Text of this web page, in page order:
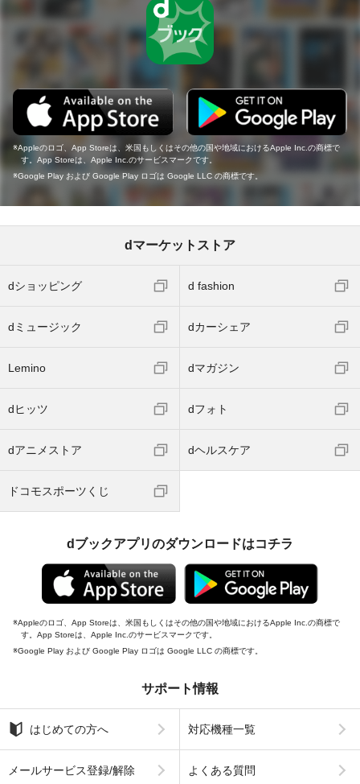
Appleのロゴ、App Storeは、米国もしくはその他の国や地域におけるApple Inc.の商標で
す。App Storeは、Apple Inc.のサービスマークです。
Google Play および Google Play ロゴは Google LLC の商標です。
dマーケットストア
dショッピング d fashion
dミュージック dカーシェア
Lemino dマガジン
dヒッツ dフォト
dアニメストア dヘルスケア
ドコモスポーツくじ
dブックアプリのダウンロードはコチラ
Appleのロゴ、App Storeは、米国もしくはその他の国や地域におけるApple Inc.の商標で
す。App Storeは、Apple Inc.のサービスマークです。
Google Play および Google Play ロゴは Google LLC の商標です。
サポート情報
はじめての方へ 対応機種一覧
メールサービス登録/解除 よくある質問